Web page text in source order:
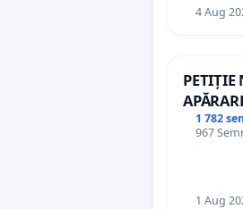
4 Aug
PETIȚIE
DE
1 782
967
1 Aug